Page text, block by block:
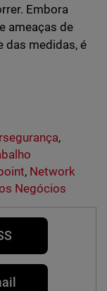
Embora
ameaças de
das medidas, é
,
, Network
Negócios